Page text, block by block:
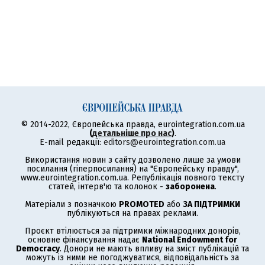
© 2014-2022, Європейська правда, eurointegration.com.ua
(детальніше про нас).
E-mail редакції: editors@eurointegration.com.ua
Використання новин з сайту дозволено лише за умови
посилання (гіперпосилання) на "Європейську правду",
www.eurointegration.com.ua. Републікація повного тексту
статей, інтерв'ю та колонок - заборонена.
Матеріали з позначкою PROMOTED або ЗА ПІДТРИМКИ
публікуються на правах реклами.
Проєкт втілюється за підтримки міжнародних донорів,
основне фінансування надає National Endowment for
Democracy. Донори не мають впливу на зміст публікацій та
можуть із ними не погоджуватися, відповідальність за